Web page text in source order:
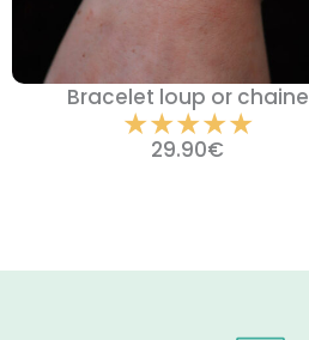
Bracelet loup or chaine
★★★★★
29.90€